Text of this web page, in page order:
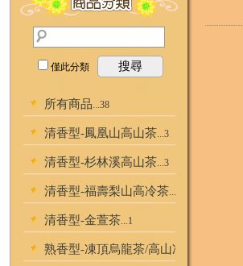
僅此分類 搜尋
所有商品 ...38
清香型-鳳凰山高山茶 ...3
清香型-杉林溪高山茶 ...3
清香型-福壽梨山高冷茶
清香型-金萱茶 ...1
熟香型-凍頂烏龍茶/高山凍頂/炭焙烏龍